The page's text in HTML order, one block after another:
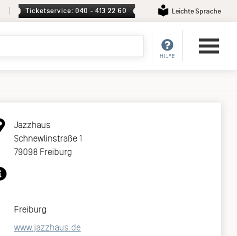
Ticketservice: 040 - 413 22 60 Leichte Sprache
HILFE
Jazzhaus
Schnewlinstraße 1
79098 Freiburg
Freiburg
www.jazzhaus.de